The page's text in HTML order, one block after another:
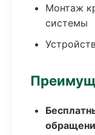
Монтаж
системы